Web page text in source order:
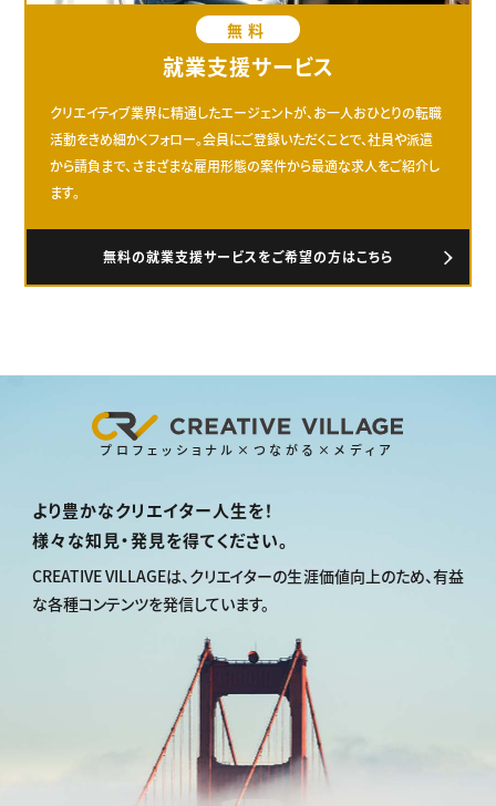
無料
就業支援サービス
クリエイティブ業界に精通したエージェントが、お一人おひとりの転職
活動をきめ細かくフォロー。会員にご登録いただくことで、社員や派遣
から請負まで、さまざまな雇用形態の案件から最適な求人をご紹介し
ます。
無料の就業支援サービスをご希望の方はこちら
プロフェッショナル×つながる×メディア
より豊かなクリエイター人生を！
様々な知見・発見を得てください。
CREATIVE VILLAGEは、クリエイターの生涯価値向上のため、有益
な各種コンテンツを発信しています。